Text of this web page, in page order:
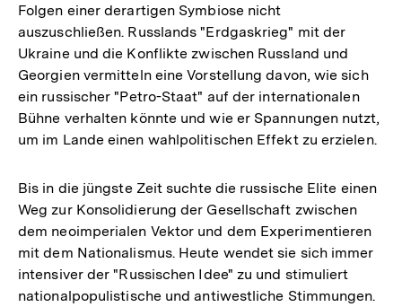
Folgen einer derartigen Symbiose nicht
auszuschließen. Russlands "Erdgaskrieg" mit der
Ukraine und die Konflikte zwischen Russland und
Georgien vermitteln eine Vorstellung davon, wie sich
ein russischer "Petro-Staat" auf der internationalen
Bühne verhalten könnte und wie er Spannungen nutzt,
um im Lande einen wahlpolitischen Effekt zu erzielen.
Bis in die jüngste Zeit suchte die russische Elite einen
Weg zur Konsolidierung der Gesellschaft zwischen
dem neoimperialen Vektor und dem Experimentieren
mit dem Nationalismus. Heute wendet sie sich immer
intensiver der "Russischen Idee" zu und stimuliert
nationalpopulistische und antiwestliche Stimmungen.